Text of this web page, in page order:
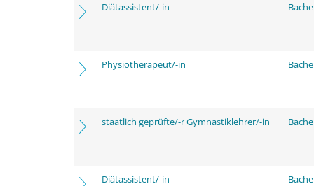
Diätassistent/-in
Physiotherapeut/-in
staatlich geprüfte/-r Gymnastiklehrer/-in
Diätassistent/-in